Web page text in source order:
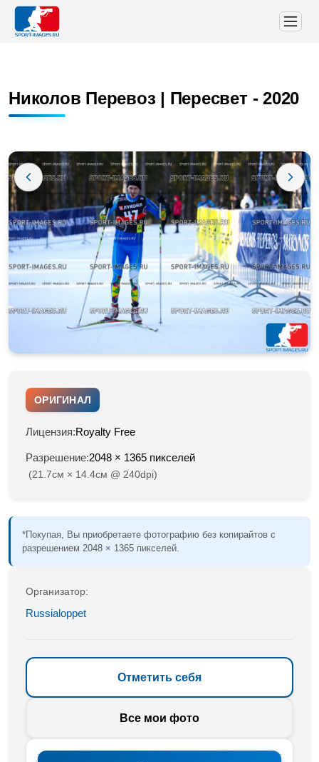
Николов Перевоз | Пересвет - 2020
ОРИГИНАЛ
Лицензия:Royalty Free
Разрешение:2048 × 1365 пикселей
(21.7см × 14.4см @ 240dpi)
*Покупая, Вы приобретаете фотографию без копирайтов с
разрешением 2048 × 1365 пикселей.
Организатор:
Russialoppet
Отметить себя
Все мои фото